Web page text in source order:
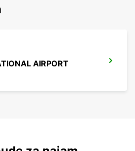
AIRPORT